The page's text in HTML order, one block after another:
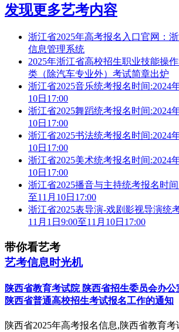
发现更多艺考内容
浙江省2025年高考报名入口官网：
信息管理系统
2025年浙江省高校招生职业技能操
类（除汽车专业外）考试简章出炉
浙江省2025音乐统考报名时间:2024
10日17:00
浙江省2025舞蹈统考报名时间:2024
10日17:00
浙江省2025书法统考报名时间:2024
10日17:00
浙江省2025美术统考报名时间:2024
10日17:00
浙江省2025播音与主持统考报名时间
至11月10日17:00
浙江省2025表导演-戏剧影视导演统
11月1日9:00至11月10日17:00
带你看艺考
艺考信息时光机
陕西省教育考试院 陕西省招生委员会办公
陕西省普通高校招生考试报名工作的通知
陕西省2025年高考报名信息,陕西省教育